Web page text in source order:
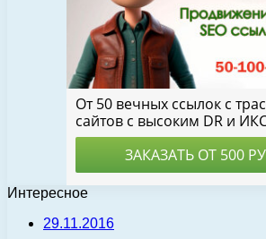
Интересное
29.11.2016